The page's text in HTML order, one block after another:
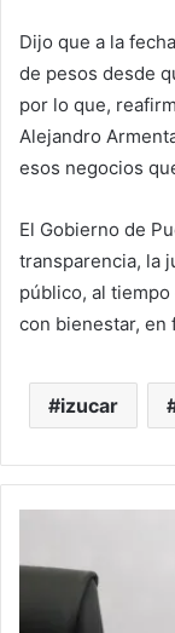
Dijo que a la
de pesos desde
por lo que,
Alejandro
esos negocios
El Gobierno de
transparencia, la
público, al
con bienestar, en
izucar